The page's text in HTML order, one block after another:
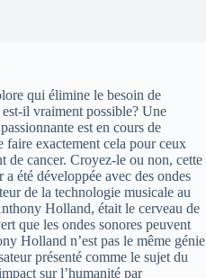
qui élimine le besoin de
il vraiment possible? Une
est en cours de
exactement cela pour ceux
de cancer. Croyez-le ou non, cette
été développée avec des ondes
de la technologie musicale au
Holland, était le cerveau de
que les ondes sonores peuvent
Holland n’est pas le même génie
présenté comme le sujet du
sur l’humanité par